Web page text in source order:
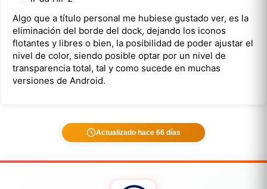
Algo que a título personal me hubiese gustado ver, es la
eliminación del borde del dock, dejando los iconos
flotantes y libres o bien, la posibilidad de poder ajustar el
nivel de color, siendo posible optar por un nivel de
transparencia total, tal y como sucede en muchas
versiones de Android.
Actualizado hace 66 días